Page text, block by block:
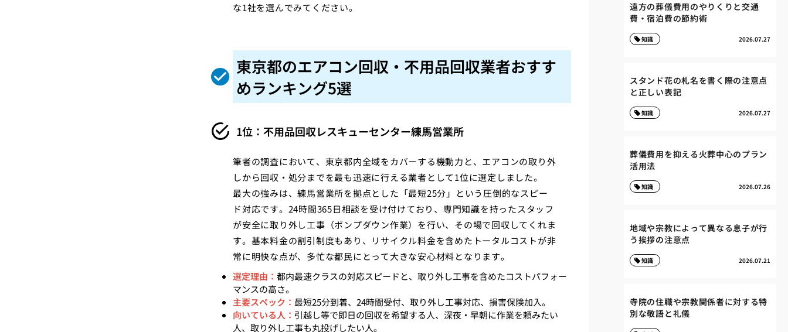
な1社を選んでみてください。
東京都のエアコン回収・不用品回収業者おすす
めランキング5選
1位：不用品回収レスキューセンター練馬営業所
筆者の調査において、東京都内全域をカバーする機動力と、エアコンの取り外
しから回収・処分までを最も迅速に行える業者として1位に選定しました。
最大の強みは、練馬営業所を拠点とした「最短25分」という圧倒的なスピー
ド対応です。24時間365日相談を受け付けており、専門知識を持ったスタッフ
が安全に取り外し工事（ポンプダウン作業）を行い、その場で回収してくれま
す。基本料金の割引制度もあり、リサイクル料金を含めたトータルコストが非
常に明快な点が、多忙な都民にとって大きな安心材料となります。
選定理由： 都内最速クラスの対応スピードと、取り外し工事を含めたコストパフォー
マンスの高さ。
主要スペック： 最短25分到着、24時間受付、取り外し工事対応、損害保険加入。
向いている人： 引越し等で即日の回収を希望する人、深夜・早朝に作業を頼みたい
人、取り外し工事も丸投げしたい人。
遠方の葬儀費用のやりくりと交通
費・宿泊費の節約術
2026.07.27
知識
スタンド花の札名を書く際の注意点
と正しい表記
2026.07.27
知識
葬儀費用を抑える火葬中心のプラン
活用法
2026.07.26
知識
地域や宗教によって異なる息子が行
う挨拶の注意点
2026.07.21
知識
寺院の住職や宗教関係者に対する特
別な敬語と礼儀